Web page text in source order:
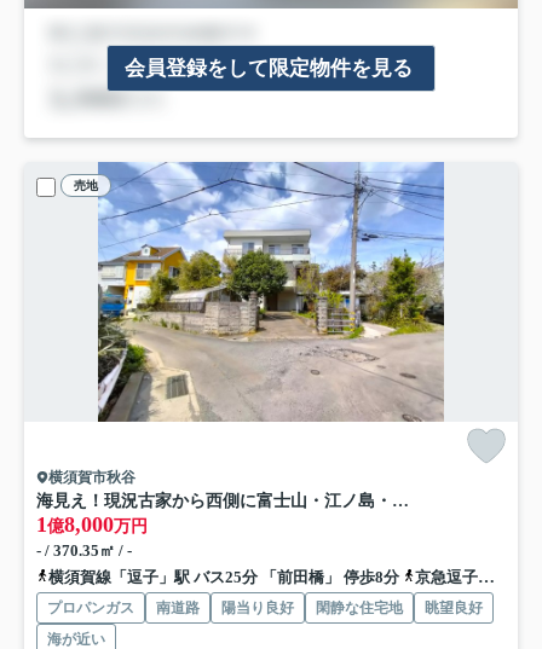
会員登録をして限定物件を見る
売地
横須賀市秋谷
海見え！現況古家から西側に富士山・江ノ島・南側にマリーナ
1 億8,000万円
- / 370.35㎡ / -
横須賀線「逗子」駅 バス25分 「前田橋」 停歩8分
京急逗子線「逗子・葉山」駅 バス23分 「前田橋」 停歩8分
プロパンガス 南道路 陽当り良好 閑静な住宅地
眺望良好
海が近い